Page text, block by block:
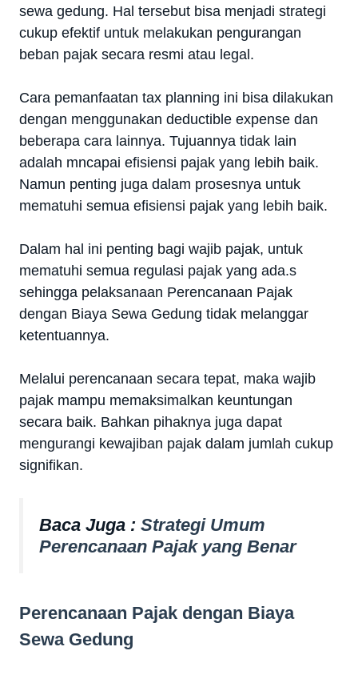
sewa gedung. Hal tersebut bisa menjadi strategi
cukup efektif untuk melakukan pengurangan
beban pajak secara resmi atau legal.
Cara pemanfaatan tax planning ini bisa dilakukan
dengan menggunakan deductible expense dan
beberapa cara lainnya. Tujuannya tidak lain
adalah mncapai efisiensi pajak yang lebih baik.
Namun penting juga dalam prosesnya untuk
mematuhi semua efisiensi pajak yang lebih baik.
Dalam hal ini penting bagi wajib pajak, untuk
mematuhi semua regulasi pajak yang ada.s
sehingga pelaksanaan Perencanaan Pajak
dengan Biaya Sewa Gedung tidak melanggar
ketentuannya.
Melalui perencanaan secara tepat, maka wajib
pajak mampu memaksimalkan keuntungan
secara baik. Bahkan pihaknya juga dapat
mengurangi kewajiban pajak dalam jumlah cukup
signifikan.
Baca Juga : Strategi Umum
Perencanaan Pajak yang Benar
Perencanaan Pajak dengan Biaya
Sewa Gedung